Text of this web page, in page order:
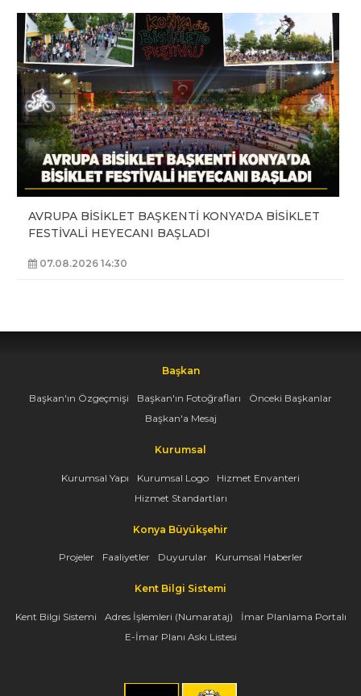
AVRUPA BİSİKLET BAŞKENTİ KONYA'DA BİSİKLET
FESTİVALİ HEYECANI BAŞLADI
07.08.2026 14:30
Başkan
Başkan'ın Özgeçmişi Başkan'ın Fotoğrafları
Önceki Başkanlar
Başkan'a Mesaj
Kurumsal
Kurumsal Yapı Kurumsal Logo
Hizmet Envanteri
Hizmet Standartları
Konya Büyükşehir
Projeler Faaliyetler Duyurular Kurumsal Haberler
Kent Bilgi Sistemi
Kent Bilgi Sistemi Adres İşlemleri (Numarataj)
İmar Planlama Portalı
E-İmar Planı Askı Listesi